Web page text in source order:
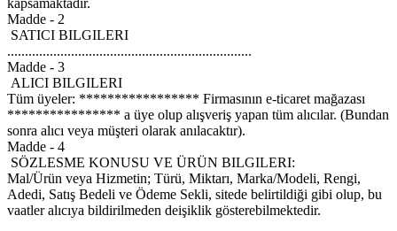
Madde - 2
SATICI BILGILERI
.....................................................................
Madde - 3
ALICI BILGILERI
Tüm üyeler: ***************** Firmasının e-ticaret mağazası
**************** a üye olup alışveriş yapan tüm alıcılar. (Bundan
sonra alıcı veya müşteri olarak anılacaktır).
Madde - 4
SÖZLESME KONUSU VE ÜRÜN BILGILERI:
Mal/Ürün veya Hizmetin; Türü, Miktarı, Marka/Modeli, Rengi,
Adedi, Satış Bedeli ve Ödeme Sekli, sitede belirtildiği gibi olup, bu
vaatler alıcıya bildirilmeden deişiklik gösterebilmektedir.